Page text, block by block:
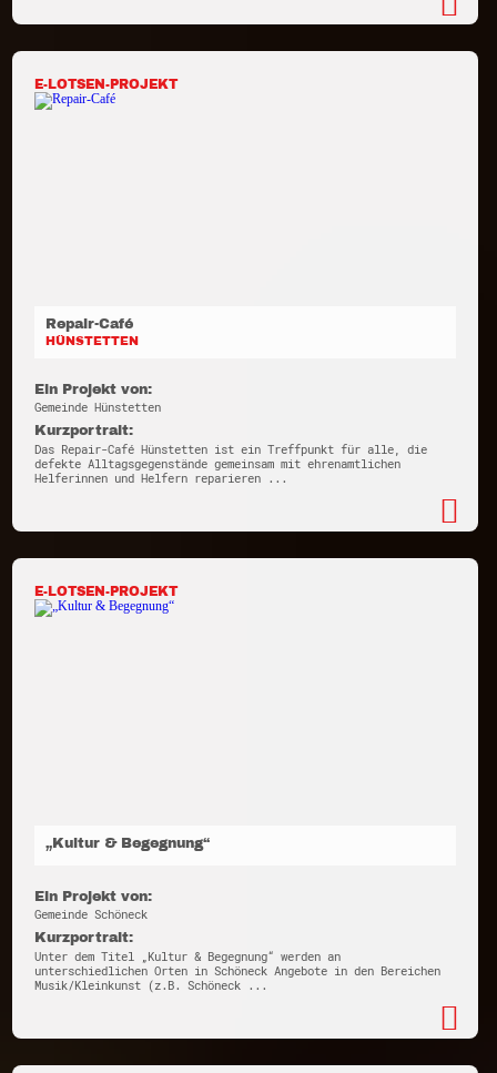
E-LOTSEN-PROJEKT
Repair-Café
HÜNSTETTEN
Ein Projekt von:
Gemeinde Hünstetten
Kurzportrait:
Das Repair-Café Hünstetten ist ein Treffpunkt für alle, die
defekte Alltagsgegenstände gemeinsam mit ehrenamtlichen
Helferinnen und Helfern reparieren ...
E-LOTSEN-PROJEKT
„Kultur & Begegnung“
Ein Projekt von:
Gemeinde Schöneck
Kurzportrait:
Unter dem Titel „Kultur & Begegnung“ werden an
unterschiedlichen Orten in Schöneck Angebote in den Bereichen
Musik/Kleinkunst (z.B. Schöneck ...